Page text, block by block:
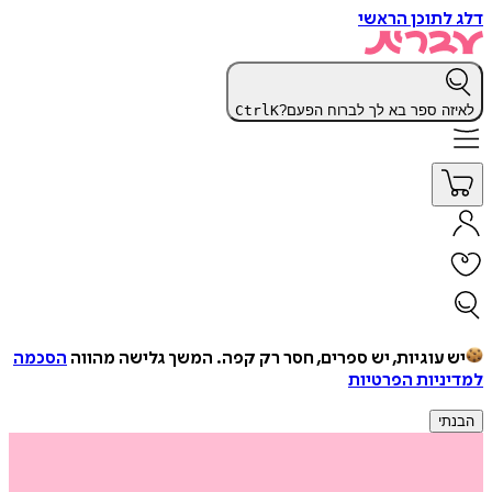
דלג לתוכן הראשי
לאיזה ספר בא לך לברוח הפעם? CtrlK
יש עוגיות, יש ספרים, חסר רק קפה. המשך גלישה מהווה הסכמה
למדיניות הפרטיות
הבנתי